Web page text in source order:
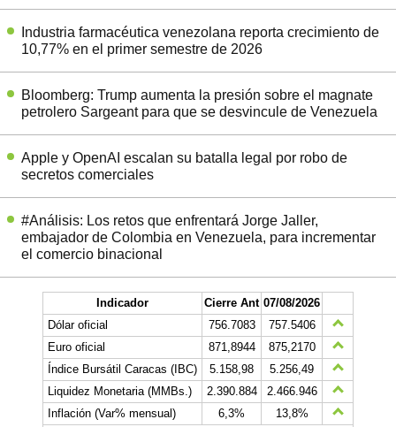
Industria farmacéutica venezolana reporta crecimiento de
10,77% en el primer semestre de 2026
Bloomberg: Trump aumenta la presión sobre el magnate
petrolero Sargeant para que se desvincule de Venezuela
Apple y OpenAI escalan su batalla legal por robo de
secretos comerciales
#Análisis: Los retos que enfrentará Jorge Jaller,
embajador de Colombia en Venezuela, para incrementar
el comercio binacional
Indicador Cierre Ant 07/08/2026
Dólar oficial
756.7083
757.5406
Euro oficial
871,8944
875,2170
Índice Bursátil Caracas (IBC)
5.158,98
5.256,49
Liquidez Monetaria (MMBs.)
2.390.884
2.466.946
Inflación (Var% mensual)
6,3%
13,8%